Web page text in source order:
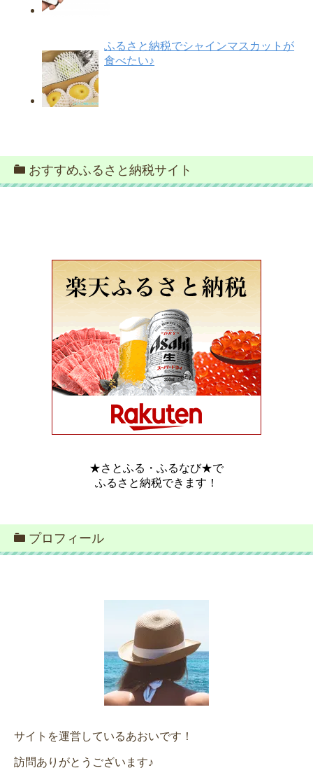
ふるさと納税でシャインマスカットが
食べたい♪
おすすめふるさと納税サイト
★さとふる・ふるなび★で
ふるさと納税できます！
プロフィール
サイトを運営しているあおいです！
訪問ありがとうございます♪